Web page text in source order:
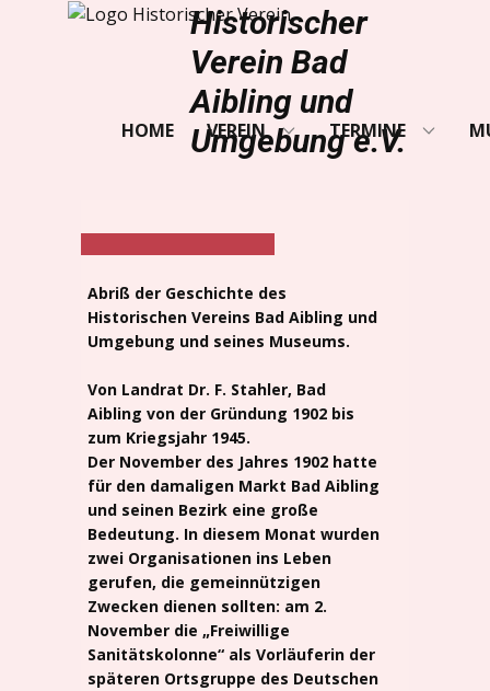
Historischer
Verein Bad
Aibling und
Umgebung e.V.
HOME VEREIN TERMINE
Abriß der Geschichte des
Historischen Vereins Bad Aibling und
Umgebung und seines Museums.
Von Landrat Dr. F. Stahler, Bad
Aibling von der Gründung 1902 bis
zum Kriegsjahr 1945.
Der November des Jahres 1902 hatte
für den damaligen Markt Bad Aibling
und seinen Bezirk eine große
Bedeutung. In diesem Monat wurden
zwei Organisationen ins Leben
gerufen, die gemeinnützigen
Zwecken dienen sollten: am 2.
November die „Freiwillige
Sanitätskolonne“ als Vorläuferin der
späteren Ortsgruppe des Deutschen